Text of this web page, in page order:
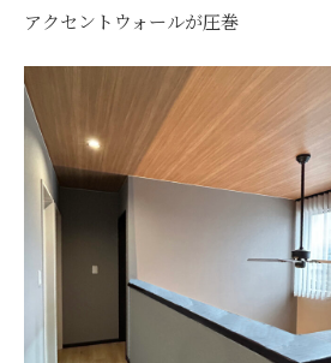
アクセントウォールが圧巻